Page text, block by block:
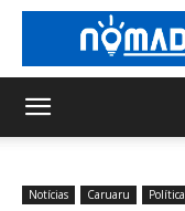
Notícias Caruaru Política